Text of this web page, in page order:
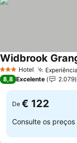
3 EstrelasHotel
Widbrook
8,8 Excelente 2.079
De € 122
Consulte os preços